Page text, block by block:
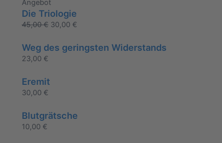
Angebot
Die Triologie
45,00€ 30,00 €
Weg des geringsten Widerstands
23,00 €
Eremit
30,00 €
Blutgrätsche
10,00 €